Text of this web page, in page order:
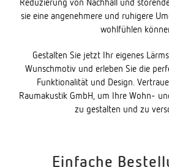
Reduzierung von Nachhall und
sie eine angenehmere und ruhigere
wohlfühlen
Gestalten Sie jetzt Ihr eigenes
Wunschmotiv und erleben Sie die
Funktionalität und Design.
Raumakustik GmbH, um Ihre Wohn-
zu gestalten und zu
Einfache